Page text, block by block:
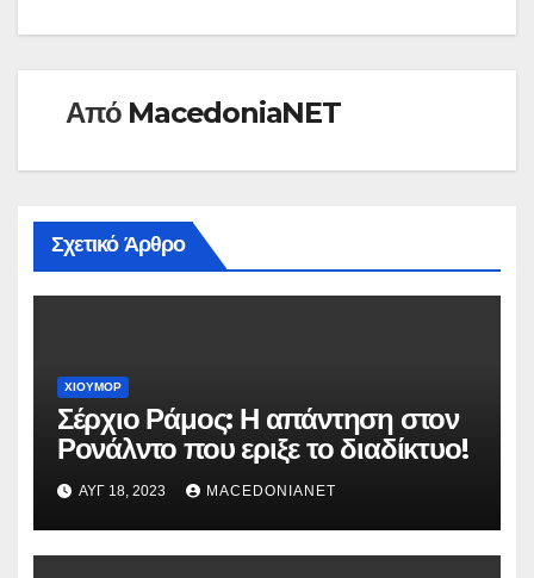
Από MacedoniaNET
Σχετικό Άρθρο
ΧΙΟΎΜΟΡ
Σέρχιο Ράμος: Η απάντηση στον
Ρονάλντο που εριξε το διαδίκτυο!
ΑΥΓ 18, 2023 MACEDONIANET